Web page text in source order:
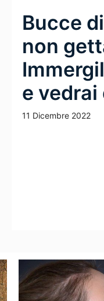
Bucce
non
e
11 Dicembre 2022